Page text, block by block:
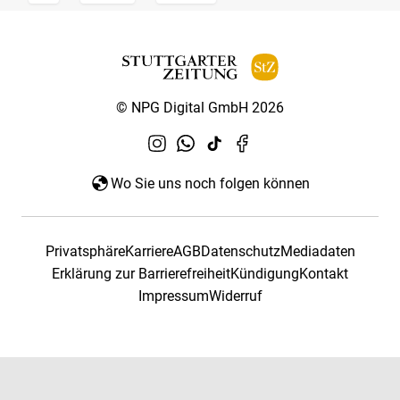
© NPG Digital GmbH 2026
Wo Sie uns noch folgen können
PrivatsphäreKarriereAGBDatenschutzMediadaten
Erklärung zur BarrierefreiheitKündigungKontakt
ImpressumWiderruf